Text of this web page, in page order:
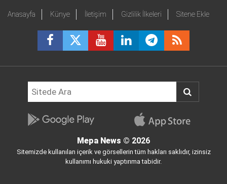
Anasayfa Künye İletişim Gizlilik İlkeleri Sitene Ekle
Mepa News © 2026
Sitemizde kullanılan içerik ve görsellerin tüm hakları saklıdır, izinsiz
kullanımı hukuki yaptırıma tabidir.